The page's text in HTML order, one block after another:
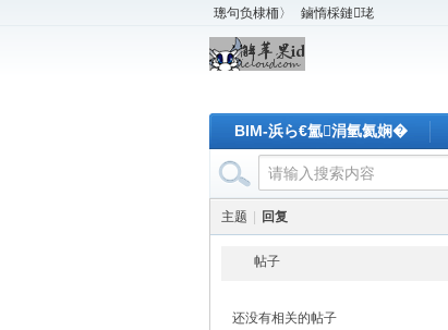
璁句负棣栭〉 鏀惰棌鏈珯
BIM-浜ら€氳涓氫氦娴�
主题 回复
帖子
还没有相关的帖子